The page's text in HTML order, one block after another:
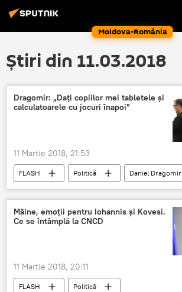
Moldova-România
Știri din 11.03.2018
Dragomir: „Daţi copiilor mei tabletele şi
calculatoarele cu jocuri înapoi”
11 Martie 2018, 21:53
FLASH Politică
Daniel Dragomir
Daniel Horodniceanu
DIICOT
Black Cube
România DNA
Mâine, emoţii pentru Iohannis şi Kovesi.
Ce se întâmplă la CNCD
11 Martie 2018, 20:11
FLASH
Politică